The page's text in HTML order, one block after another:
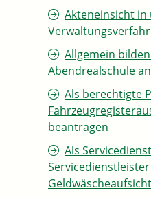
Akteneinsicht
Allgemein
Abendrealschule
Als berechtigte
beantragen
Als